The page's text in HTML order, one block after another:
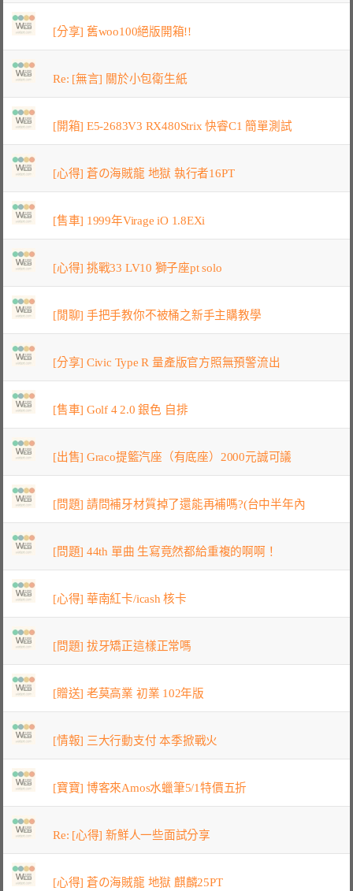
[分享] 舊woo100絕版開箱!!
Re: [無言] 關於小包衛生紙
[開箱] E5-2683V3 RX480Strix 快睿C1 簡單測試
[心得] 蒼の海賊龍 地獄 執行者16PT
[售車] 1999年Virage iO 1.8EXi
[心得] 挑戰33 LV10 獅子座pt solo
[閒聊] 手把手教你不被桶之新手主購教學
[分享] Civic Type R 量產版官方照無預警流出
[售車] Golf 4 2.0 銀色 自排
[出售] Graco提籃汽座（有底座）2000元誠可議
[問題] 請問補牙材質掉了還能再補嗎?(台中半年內
[問題] 44th 單曲 生寫竟然都給重複的啊啊！
[心得] 華南紅卡/icash 核卡
[問題] 拔牙矯正這樣正常嗎
[贈送] 老莫高業 初業 102年版
[情報] 三大行動支付 本季掀戰火
[寶寶] 博客來Amos水蠟筆5/1特價五折
Re: [心得] 新鮮人一些面試分享
[心得] 蒼の海賊龍 地獄 麒麟25PT